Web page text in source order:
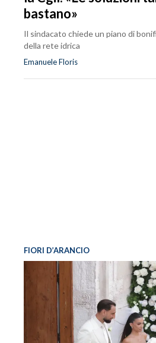
bastano»
Il sindacato chiede un piano di
della rete idrica
Emanuele Floris
FIORI D’ARANCIO